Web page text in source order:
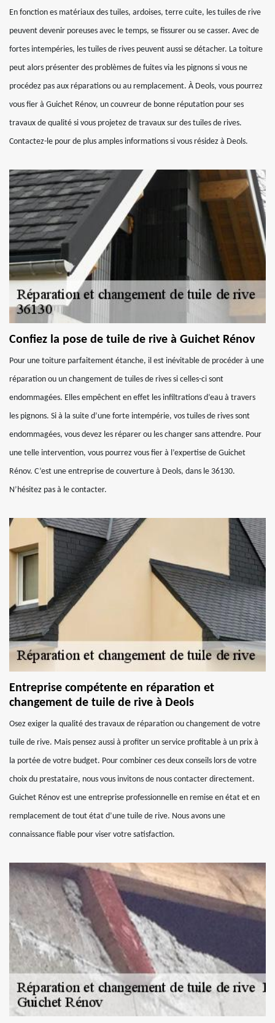
En fonction es matériaux des tuiles, ardoises, terre cuite, les tuiles de rive
peuvent devenir poreuses avec le temps, se fissurer ou se casser. Avec de
fortes intempéries, les tuiles de rives peuvent aussi se détacher. La toiture
peut alors présenter des problèmes de fuites via les pignons si vous ne
procédez pas aux réparations ou au remplacement. À Deols, vous pourrez
vous fier à Guichet Rénov, un couvreur de bonne réputation pour ses
travaux de qualité si vous projetez de travaux sur des tuiles de rives.
Contactez-le pour de plus amples informations si vous résidez à Deols.
Confiez la pose de tuile de rive à Guichet Rénov
Pour une toiture parfaitement étanche, il est inévitable de procéder à une
réparation ou un changement de tuiles de rives si celles-ci sont
endommagées. Elles empêchent en effet les infiltrations d’eau à travers
les pignons. Si à la suite d’une forte intempérie, vos tuiles de rives sont
endommagées, vous devez les réparer ou les changer sans attendre. Pour
une telle intervention, vous pourrez vous fier à l’expertise de Guichet
Rénov. C’est une entreprise de couverture à Deols, dans le 36130.
N’hésitez pas à le contacter.
Entreprise compétente en réparation et
changement de tuile de rive à Deols
Osez exiger la qualité des travaux de réparation ou changement de votre
tuile de rive. Mais pensez aussi à profiter un service profitable à un prix à
la portée de votre budget. Pour combiner ces deux conseils lors de votre
choix du prestataire, nous vous invitons de nous contacter directement.
Guichet Rénov est une entreprise professionnelle en remise en état et en
remplacement de tout état d’une tuile de rive. Nous avons une
connaissance fiable pour viser votre satisfaction.